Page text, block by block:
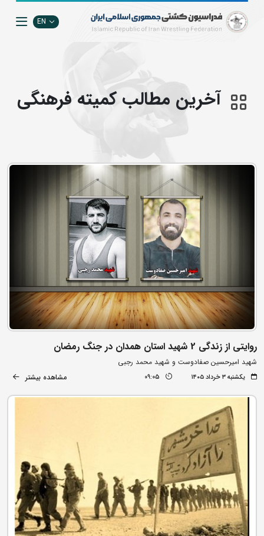
EN
آخرین مطالب كميته فرهنگي
روایتی از زندگی 2 شهید استان همدان در جنگ رمضان
شهید امیرحسین صفادوست و شهید محمد رجبی
یکشنبه ۳ خرداد ۱۴۰۵ 09:05 مشاهده بیشتر